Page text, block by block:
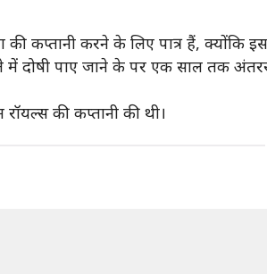
कप्तानी करने के लिए पात्र हैं, क्योंकि इस
में दोषी पाए जाने के पर एक साल तक
की कप्तानी की थी।